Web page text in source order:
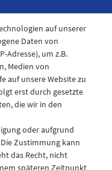
auf unserer
Daten von
Adresse), um z.B.
Medien von
auf unsere Website zu
erst durch gesetzte
die wir in den
oder aufgrund
Zustimmung kann
das Recht, nicht
späteren Zeitpunkt